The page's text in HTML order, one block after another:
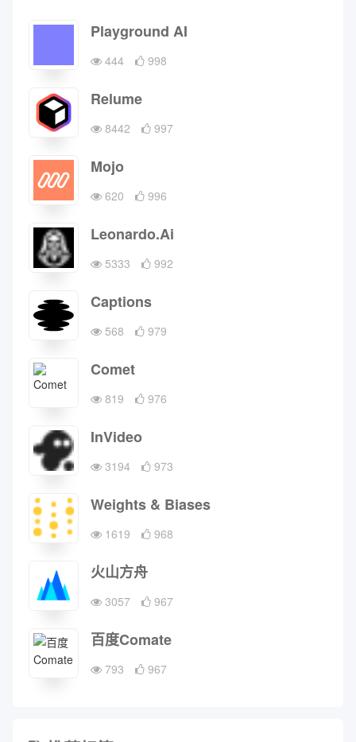
Playground AI
444 998
Relume
8442 997
Mojo
620 996
Leonardo.Ai
5333 992
Captions
568 979
Comet
819 976
InVideo
3194 973
Weights & Biases
1619 968
火山方舟
3057 967
百度Comate
793 967